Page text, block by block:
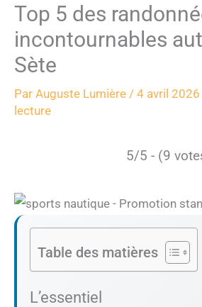
Top 5 des
incontournables
Sète
Par Auguste Lumière / 4 avril 2026
lecture
5/5 - (9
Table des matières
L’essentiel